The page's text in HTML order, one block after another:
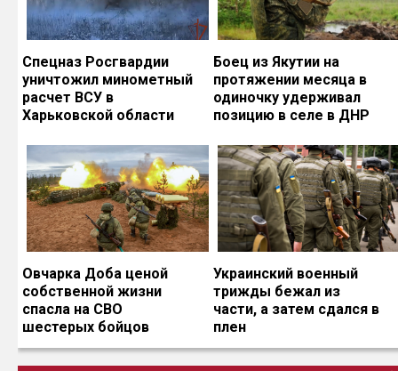
Спецназ Росгвардии
уничтожил минометный
расчет ВСУ в
Харьковской области
Боец из Якутии на
протяжении месяца в
одиночку удерживал
позицию в селе в ДНР
Овчарка Доба ценой
собственной жизни
спасла на СВО
шестерых бойцов
Украинский военный
трижды бежал из
части, а затем сдался в
плен